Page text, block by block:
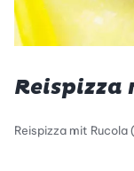
Reispizza
Reispizza mit